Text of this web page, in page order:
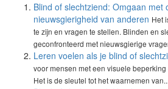
Blind of slechtziend: Omgaan met
nieuwsgierigheid van anderen Het
te zijn en vragen te stellen. Blinden en
geconfronteerd met nieuwsgierige
Leren voelen als je blind of
voor mensen met een visuele
Het is de sleutel tot het waarnemen van...